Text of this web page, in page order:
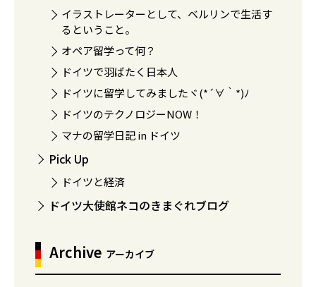
イラストレーターとして、ベルリンで生活す
るということ。
オペア留学って何？
ドイツで羽ばたく日本人
ドイツに留学してみましたヾ(*´∀｀*)ﾉ
ドイツのテクノロジーNOW！
マナの留学日記 in ドイツ
Pick Up
ドイツと経済
ドイツ大使館ネコのきまぐれブログ
Archive アーカイブ